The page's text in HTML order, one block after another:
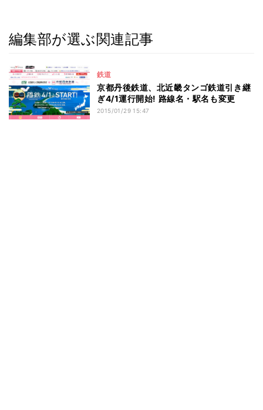
編集部が選ぶ関連記事
鉄道
京都丹後鉄道、北近畿タンゴ鉄道引き継
ぎ4/1運行開始! 路線名・駅名も変更
2015/01/29 15:47